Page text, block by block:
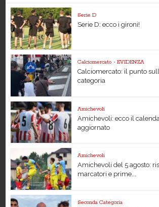
Serie D
Serie D: ecco i gironi!
Calciomercato • EVIDENZA
Calciomercato: il punto
categoria
Amichevoli
Amichevoli: ecco il
aggiornato
Amichevoli
Amichevoli del 5 agosto:
marcatori e prime...
Seconda Categoria